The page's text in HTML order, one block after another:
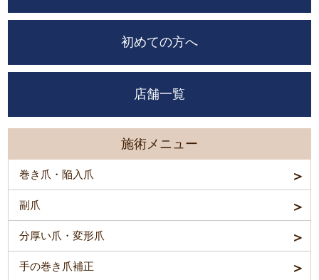
初めての方へ
店舗一覧
施術メニュー
巻き爪・陥入爪
副爪
分厚い爪・変形爪
手の巻き爪補正